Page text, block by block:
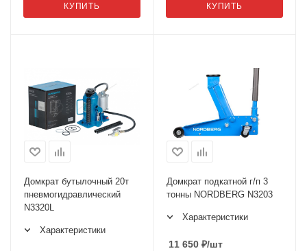
КУПИТЬ КУПИТЬ
Домкрат бутылочный 20т
пневмогидравлический
N3320L
Характеристики
Домкрат подкатной г/п 3
тонны NORDBERG N3203
Характеристики
11 650 ₽/шт